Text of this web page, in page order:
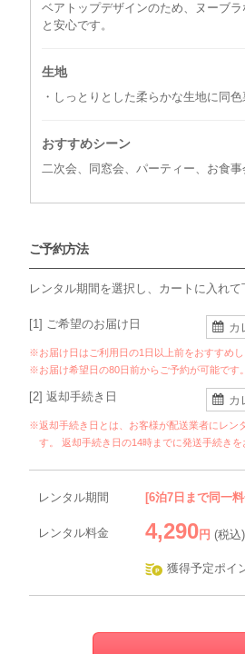
ベアトップデザインのため、ヌーブ
と安心です。
生地
・しっとりとした柔らかな生地に同
おすすめシーン
二次会、同窓会、パーティー、お食
ご予約方法
レンタル期間を選択し、カートに入れて
[1] ご希望のお届け日
※お届け日はご利用日の1日以上前をおすすめし
※お届け希望日の80日前からご予約が可能です。
[2] 返却手続き日
※返却手続き日とは、お客様が配送業者にレン
す。 返却手続き日の14時までに発送手続きを
レンタル期間 [6泊7日まで同一
レンタル料金 4,290 円 (税込)
獲得予定ポイ
GIRL DELLISE NOIR
AIMER
M
6泊7日6,590
176件